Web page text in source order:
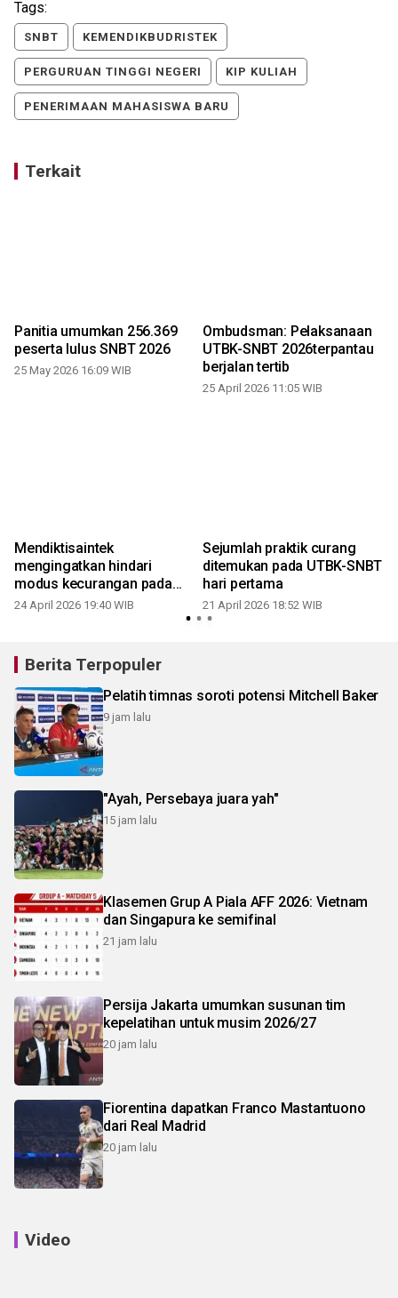
Tags:
SNBT KEMENDIKBUDRISTEK
PERGURUAN TINGGI NEGERI KIP KULIAH
PENERIMAAN MAHASISWA BARU
Terkait
Panitia umumkan 256.369
peserta lulus SNBT 2026
25 May 2026 16:09 WIB
Ombudsman: Pelaksanaan
UTBK-SNBT 2026terpantau
berjalan tertib
25 April 2026 11:05 WIB
Mendiktisaintek
mengingatkan hindari
modus kecurangan pada
UTBK-SNBT
24 April 2026 19:40 WIB
Sejumlah praktik curang
ditemukan pada UTBK-SNBT
hari pertama
21 April 2026 18:52 WIB
Berita Terpopuler
Pelatih timnas soroti potensi Mitchell Baker
9 jam lalu
"Ayah, Persebaya juara yah"
15 jam lalu
Klasemen Grup A Piala AFF 2026: Vietnam
dan Singapura ke semifinal
21 jam lalu
Persija Jakarta umumkan susunan tim
kepelatihan untuk musim 2026/27
20 jam lalu
Fiorentina dapatkan Franco Mastantuono
dari Real Madrid
20 jam lalu
Video